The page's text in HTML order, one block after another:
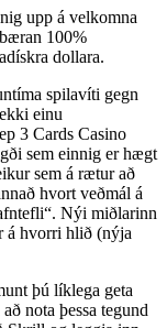
upp á velkomna
100%
dollara.
spilavíti gegn
einu
3 Cards Casino
sem einnig er hægt
sem á rætur að
hvort veðmál á
Nýi miðlarinn
á hvorri hlið (nýja
þú líklega geta
nota þessa tegund